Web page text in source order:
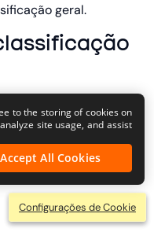
geral.
Configurações de Cookie
to the storing of cookies on
site usage, and assist
Accept All Cookies